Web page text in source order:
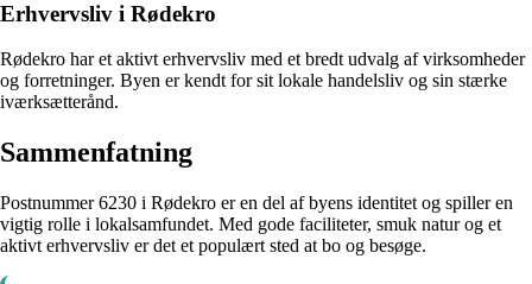
Erhvervsliv i Rødekro
Rødekro har et aktivt erhvervsliv med et bredt udvalg af virksomheder
og forretninger. Byen er kendt for sit lokale handelsliv og sin stærke
iværksætterånd.
Sammenfatning
Postnummer 6230 i Rødekro er en del af byens identitet og spiller en
vigtig rolle i lokalsamfundet. Med gode faciliteter, smuk natur og et
aktivt erhvervsliv er det et populært sted at bo og besøge.